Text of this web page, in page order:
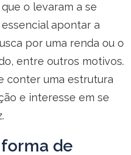
o levaram a se
apontar a
por uma renda ou o
entre outros motivos.
conter uma estrutura
e interesse em se
de